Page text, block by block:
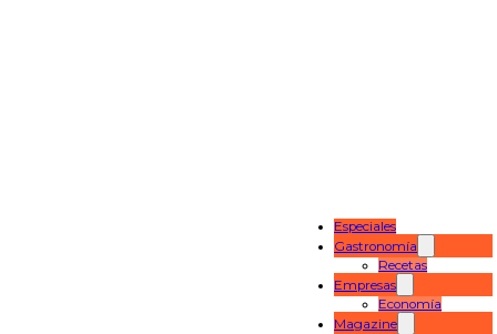
Especiales
Gastronomía
Recetas
Empresas
Economía
Magazine